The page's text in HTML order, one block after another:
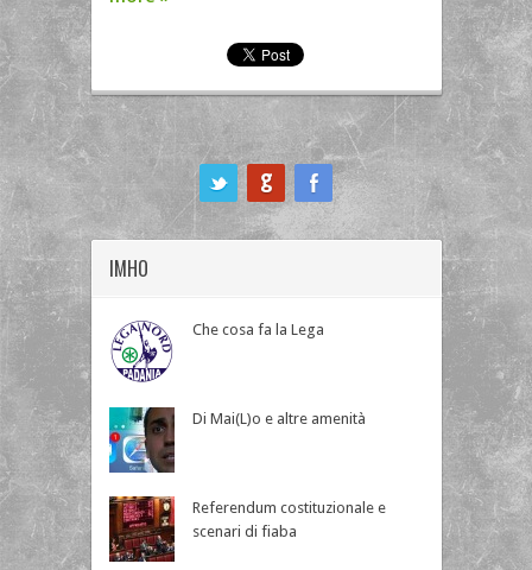
IMHO
Che cosa fa la Lega
Di Mai(L)o e altre amenità
Referendum costituzionale e
scenari di fiaba